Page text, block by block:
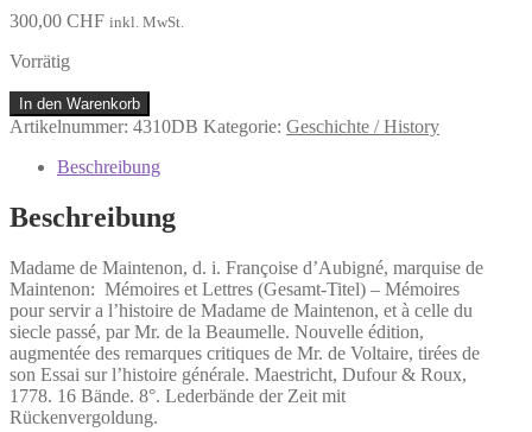
300,00 CHF inkl. MwSt.
Vorrätig
Madame
de
Françoise
d’Aubigné,
de
Maintenon:
Mémoires
et
Lettres
(Gesamt-
Titel)
–
In den Warenkorb
Artikelnummer: 4310DB Kategorie: Geschichte / History
Beschreibung
Beschreibung
Madame de Maintenon, d. i. Françoise d’Aubigné, marquise de
Maintenon: Mémoires et Lettres (Gesamt-Titel) – Mémoires
pour servir a l’histoire de Madame de Maintenon, et à celle du
siecle passé, par Mr. de la Beaumelle. Nouvelle édition,
augmentée des remarques critiques de Mr. de Voltaire, tirées de
son Essai sur l’histoire générale. Maestricht, Dufour & Roux,
1778. 16 Bände. 8°. Lederbände der Zeit mit
Rückenvergoldung.